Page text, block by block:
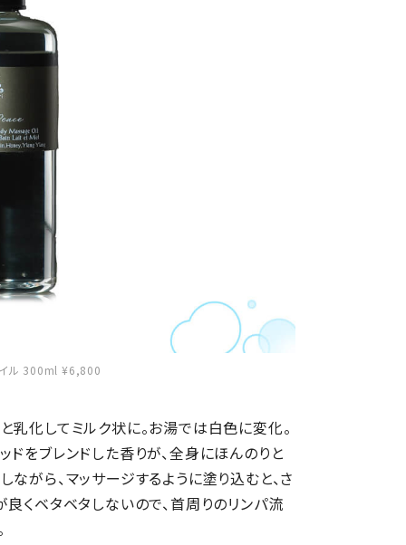
イル 300ml ¥6,800
乳化してミルク状に。お湯では白色に変化。
をブレンドした香りが、全身にほんのりと
がら、マッサージするように塗り込むと、さ
くベタベタしないので、首周りのリンパ流